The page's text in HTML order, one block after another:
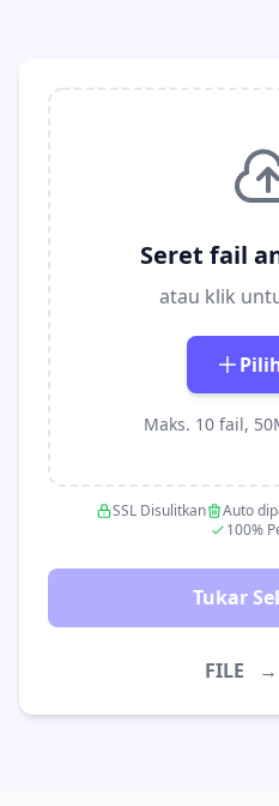
Seret fail
atau klik
Maks. 10 fail,
SSL Disulitkan Auto
100%
Tukar
FILE →